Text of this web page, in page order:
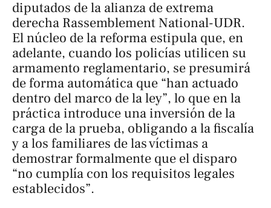
diputados de la alianza de extrema
derecha Rassemblement National-UDR.
El núcleo de la reforma estipula que, en
adelante, cuando los policías utilicen su
armamento reglamentario, se presumirá
de forma automática que “han actuado
dentro del marco de la ley”, lo que en la
práctica introduce una inversión de la
carga de la prueba, obligando a la fiscalía
y a los familiares de las víctimas a
demostrar formalmente que el disparo
“no cumplía con los requisitos legales
establecidos”.